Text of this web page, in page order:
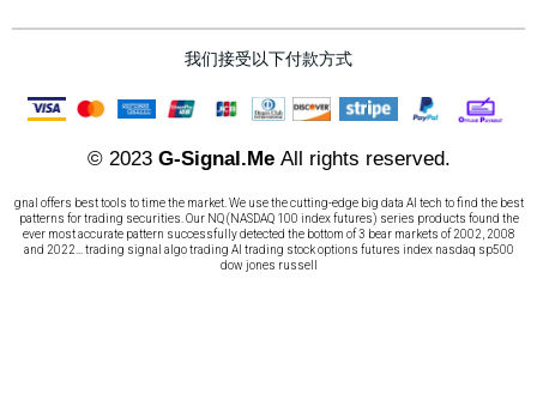
我们接受以下付款方式
© 2023 G-Signal.MeAll rights reserved.
gnal offers best tools to time the market. We use the cutting-edge big data AI tech to find the best
patterns for trading securities. Our NQ (NASDAQ 100 index futures) series products found the
ever most accurate pattern successfully detected the bottom of 3 bear markets of 2002, 2008
and 2022... trading signal algo trading AI trading stock options futures index nasdaq sp500
dow jones russell